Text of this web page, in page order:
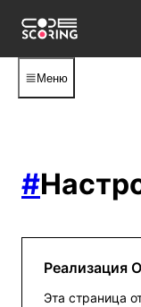
Меню
#
Реализация
Эта страница